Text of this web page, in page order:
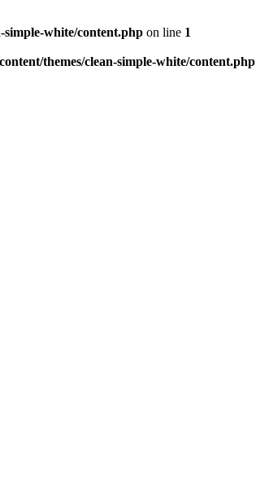
simple-white/content.php on line 1
themes/clean-simple-white/content.php